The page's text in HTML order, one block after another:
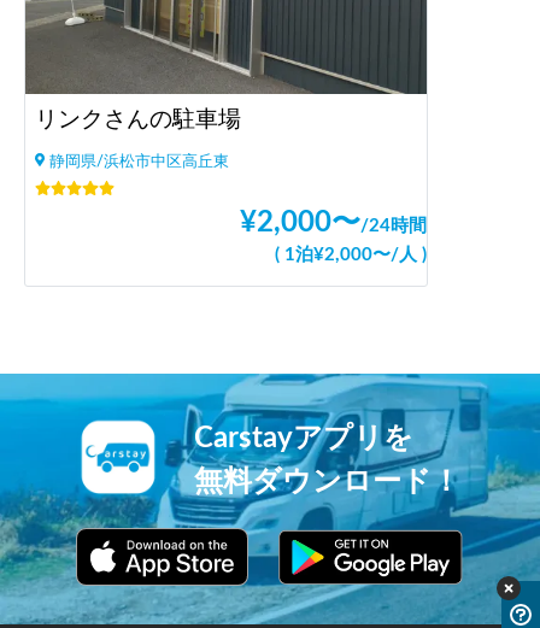
リンクさんの駐車場
静岡県/浜松市中区高丘東
¥2,000〜/24時間
( 1泊¥2,000〜/ 人 )
Carstayアプリを
無料ダウンロード！